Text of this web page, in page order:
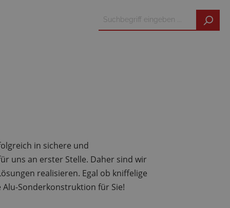
in sichere und
uns an erster Stelle. Daher sind wir
realisieren. Egal ob kniffelige
Sonderkonstruktion für Sie!